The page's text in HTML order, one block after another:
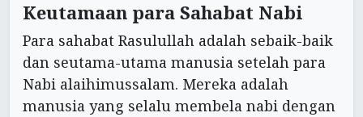
Keutamaan para Sahabat Nabi
Para sahabat Rasulullah adalah sebaik-baik
dan seutama-utama manusia setelah para
Nabi alaihimussalam. Mereka adalah
manusia yang selalu membela nabi dengan